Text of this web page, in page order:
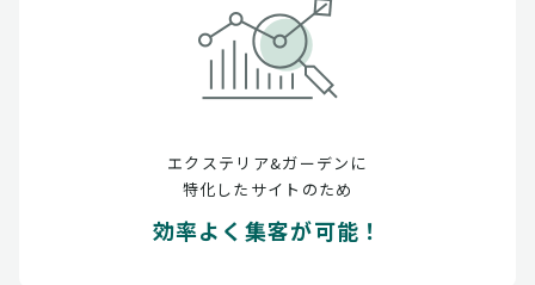
エクステリア&ガーデンに
特化したサイトのため
効率よく集客が可能！